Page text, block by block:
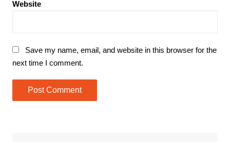
Website
Save my name, email, and website in this browser for the
next time I comment.